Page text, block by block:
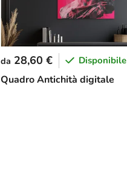
Quadro Antichità digitale
da 28,60 € Disponibile